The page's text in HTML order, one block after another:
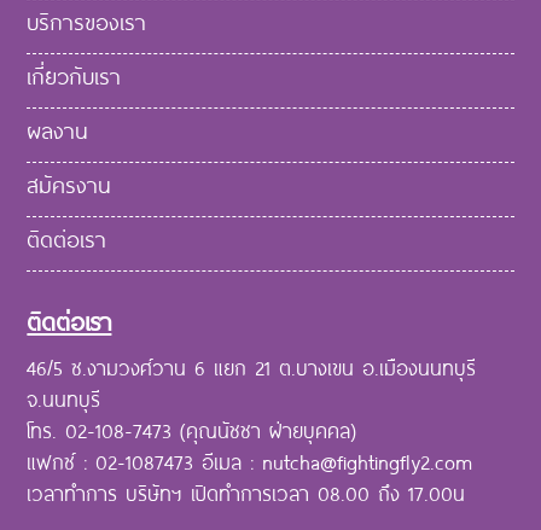
บริการของเรา
เกี่ยวกับเรา
ผลงาน
สมัครงาน
ติดต่อเรา
ติดต่อเรา
46/5 ซ.งามวงศ์วาน 6 แยก 21 ต.บางเขน อ.เมืองนนทบุรี
จ.นนทบุรี
โทร. 02-108-7473 (คุณนัชชา ฝ่ายบุคคล)
แฟกซ์ : 02-1087473 อีเมล : nutcha@fightingfly2.com
เวลาทำการ บริษัทฯ เปิดทำการเวลา 08.00 ถึง 17.00น